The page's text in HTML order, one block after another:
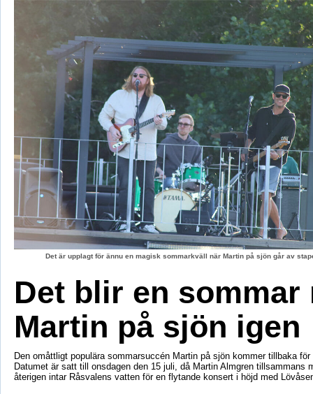
Det är upplagt för ännu en magisk sommarkväll när Martin på sjön går av
Det blir en sommar
Martin på sjön igen
Den omåttligt populära sommarsuccén Martin på sjön kommer tillbaka
Datumet är satt till onsdagen den 15 juli, då Martin Almgren tillsammans
återigen intar Råsvalens vatten för en flytande konsert i höjd med